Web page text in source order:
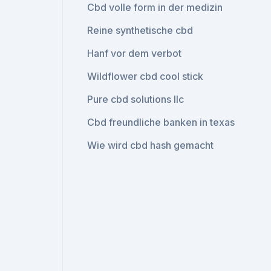
Cbd volle form in der medizin
Reine synthetische cbd
Hanf vor dem verbot
Wildflower cbd cool stick
Pure cbd solutions llc
Cbd freundliche banken in texas
Wie wird cbd hash gemacht